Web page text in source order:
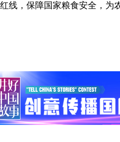
线，保障国家粮食安全，为